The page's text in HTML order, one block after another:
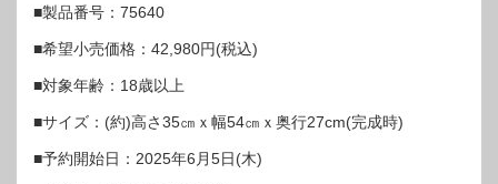
■製品番号：75640
■希望小売価格：42,980円(税込)
■対象年齢：18歳以上
■サイズ：(約)高さ35㎝ｘ幅54㎝ｘ奥行27cm(完成時)
■予約開始日：2025年6月5日(木)